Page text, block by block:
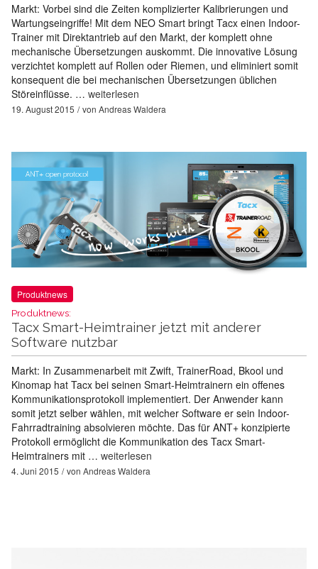
Markt: Vorbei sind die Zeiten komplizierter Kalibrierungen und
Wartungseingriffe! Mit dem NEO Smart bringt Tacx einen Indoor-
Trainer mit Direktantrieb auf den Markt, der komplett ohne
mechanische Übersetzungen auskommt. Die innovative Lösung
verzichtet komplett auf Rollen oder Riemen, und eliminiert somit
konsequent die bei mechanischen Übersetzungen üblichen
Störeinflüsse. … weiterlesen
19. August 2015 von Andreas Waldera
Produktnews
Produktnews:
Tacx Smart-Heimtrainer jetzt mit anderer
Software nutzbar
Markt: In Zusammenarbeit mit Zwift, TrainerRoad, Bkool und
Kinomap hat Tacx bei seinen Smart-Heimtrainern ein offenes
Kommunikationsprotokoll implementiert. Der Anwender kann
somit jetzt selber wählen, mit welcher Software er sein Indoor-
Fahrradtraining absolvieren möchte. Das für ANT+ konzipierte
Protokoll ermöglicht die Kommunikation des Tacx Smart-
Heimtrainers mit … weiterlesen
4. Juni 2015 von Andreas Waldera